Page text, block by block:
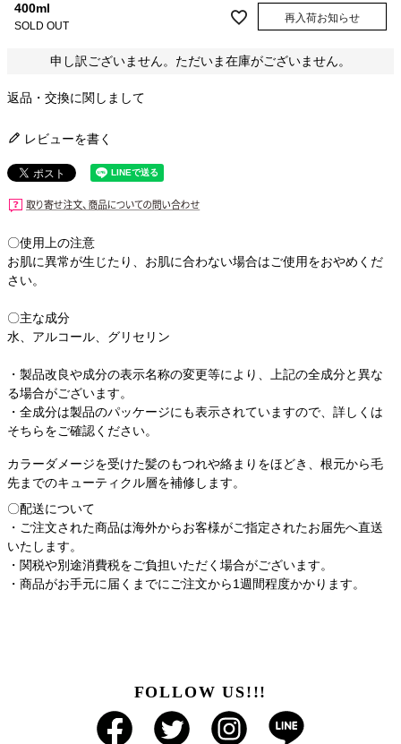
400ml
SOLD OUT
再入荷お知らせ
申し訳ございません。ただいま在庫がございません。
返品・交換に関しまして
レビューを書く
〇使用上の注意
お肌に異常が生じたり、お肌に合わない場合はご使用をおやめくだ
さい。
〇主な成分
水、アルコール、グリセリン
・製品改良や成分の表示名称の変更等により、上記の全成分と異な
る場合がございます。
・全成分は製品のパッケージにも表示されていますので、詳しくは
そちらをご確認ください。
カラーダメージを受けた髪のもつれや絡まりをほどき、根元から毛
先までのキューティクル層を補修します。
〇配送について
・ご注文された商品は海外からお客様がご指定されたお届先へ直送
いたします。
・関税や別途消費税をご負担いただく場合がございます。
・商品がお手元に届くまでにご注文から1週間程度かかります。
FOLLOW US!!!